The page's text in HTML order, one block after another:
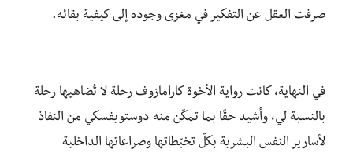
صرفت العقل عن التفكير في مغزى وجوده إلى كيفية بقائه.
في النهاية، كانت رواية الأخوة كارامازوف رحلة لا تُضاهيها رحلة
بالنسبة لي، وأشيد حقًا بما تمكّن منه دوستويفسكي من النفاذ
لأسارير النفس البشرية بكلّ تخبّطاتها وصراعاتها الداخلية